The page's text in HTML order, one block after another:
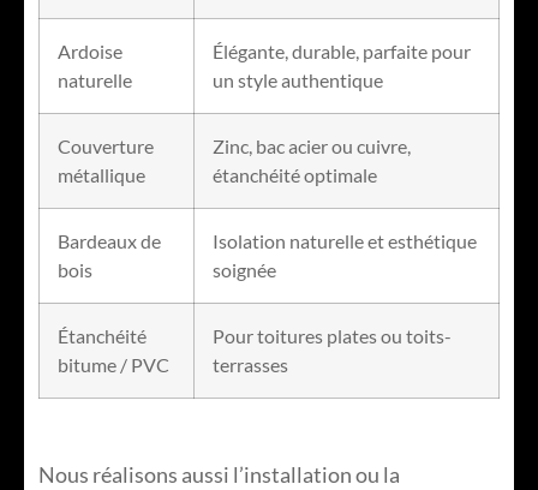
Ardoise
naturelle
Élégante, durable, parfaite pour
un style authentique
Couverture
métallique
Zinc, bac acier ou cuivre,
étanchéité optimale
Bardeaux de
bois
Isolation naturelle et esthétique
soignée
Étanchéité
bitume / PVC
Pour toitures plates ou toits-
terrasses
Nous réalisons aussi l’installation ou la